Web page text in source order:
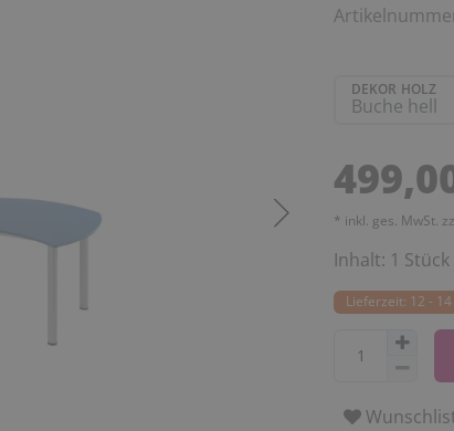
DEKOR HOLZ
* inkl. ges. MwSt.
Inhalt: 1 Stück
Lieferzeit: 12 -